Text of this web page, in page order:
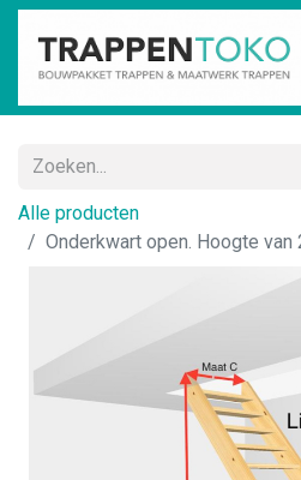
Alle producten
Onderkwart open. Hoogte